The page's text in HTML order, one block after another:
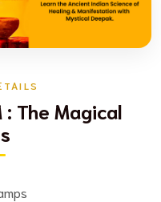
: The Magical